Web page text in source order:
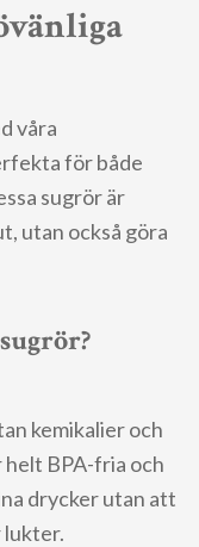
våra
för både
sugrör är
utan också göra
kemikalier och
helt BPA-fria och
drycker utan att
lukter.